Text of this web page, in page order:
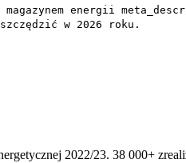
energii
w 2026 roku.
2022/23. 38 000+